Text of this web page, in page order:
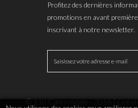
Profitez des dernières
promotions en avant
inscrivant à notre newsletter.
© 110 Cannondale - 2016 |